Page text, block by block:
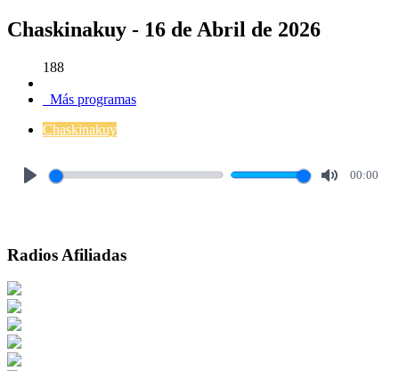
Chaskinakuy - 16 de Abril de 2026
188
Más programas
Chaskinakuy
00:00
Radios Afiliadas